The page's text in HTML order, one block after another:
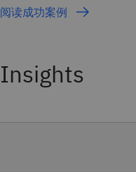
阅读成功案例
Insights